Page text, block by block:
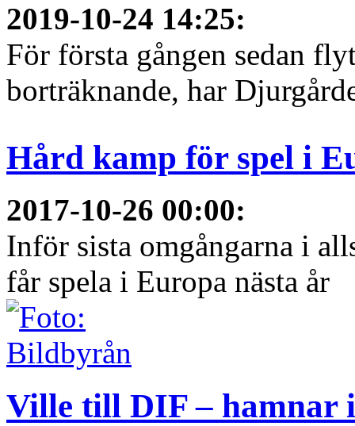
2019-10-24 14:25:
För första gången sedan
borträknande, har
Hård kamp för spel i
2017-10-26 00:00:
Inför sista omgångarna i
får spela i Europa nästa år
Ville till DIF – hamnar